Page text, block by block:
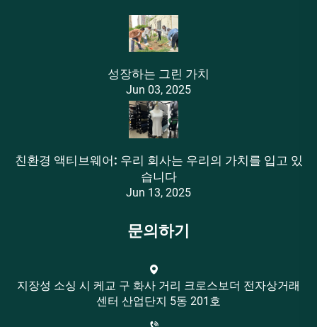
성장하는 그린 가치
Jun 03, 2025
친환경 액티브웨어: 우리 회사는 우리의 가치를 입고 있
습니다
Jun 13, 2025
문의하기
지장성 소싱 시 케교 구 화사 거리 크로스보더 전자상거래
센터 산업단지 5동 201호